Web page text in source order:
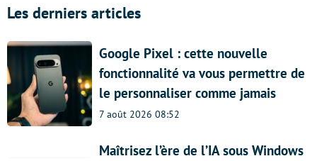
Les derniers articles
Google Pixel : cette nouvelle
fonctionnalité va vous permettre de
le personnaliser comme jamais
7 août 2026 08:52
Maîtrisez l’ère de l’IA sous Windows